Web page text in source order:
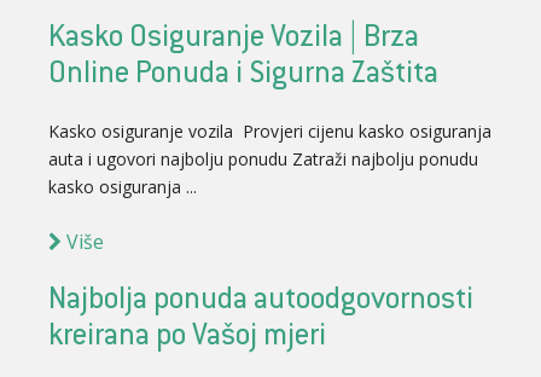
Kasko Osiguranje Vozila | Brza
Online Ponuda i Sigurna Zaštita
Kasko osiguranje vozila Provjeri cijenu kasko osiguranja
auta i ugovori najbolju ponudu Zatraži najbolju ponudu
kasko osiguranja ...
Više
Najbolja ponuda autoodgovornosti
kreirana po Vašoj mjeri